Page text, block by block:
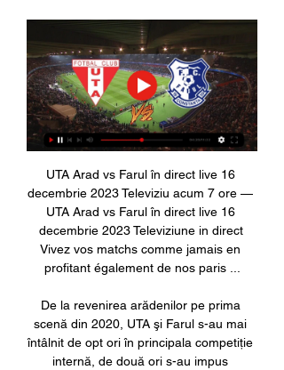
UTA Arad vs Farul în direct live 16
decembrie 2023 Televiziu acum 7 ore —
UTA Arad vs Farul în direct live 16
decembrie 2023 Televiziune in direct
Vivez vos matchs comme jamais en
profitant également de nos paris ...
De la revenirea arădenilor pe prima
scenă din 2020, UTA şi Farul s-au mai
întâlnit de opt ori în principala competiţie
internă, de două ori s-au impus